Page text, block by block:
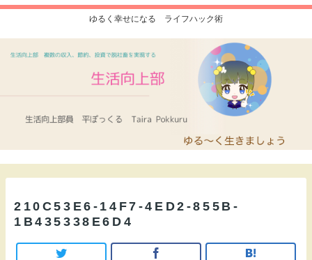
ゆるく幸せになる ライフハック術
210C53E6-14F7-4ED2-855B-
1B435338E6D4